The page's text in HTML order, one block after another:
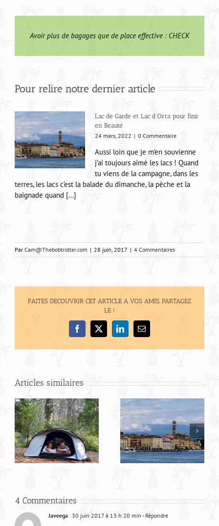
Avoir plus de bagages que de place effective : CHECK
Pour relire notre dernier article
Lac de Garde et Lac d’Orta pour finir
en Beauté
24 mars, 2022 | 0 Commentaire
Aussi loin que je m’en souvienne
j’ai toujours aimé les lacs ! Quand
tu viens de la campagne, dans les
terres, les lacs c’est la balade du dimanche, la pêche et la
baignade quand [...]
Par Cam@Thebobtrotter.com | 28 juin, 2017 | 4 Commentaires
FAITES DECOUVRIR CET ARTICLE A VOS AMIS, PARTAGEZ
LE !
Facebook
X LinkedInEmail
Articles similaires
Bilan de notre
Road trip en Italie
4 Commentaires
Javeega 30 juin 2017 à 13 h 20 min - Répondre